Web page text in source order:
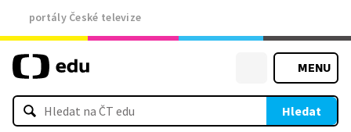
portály České televize
MENU
Hledat